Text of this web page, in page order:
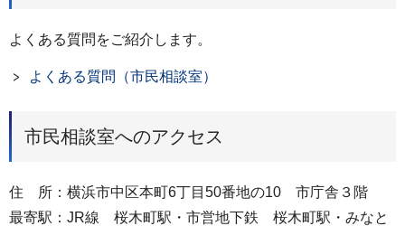
よくある質問をご紹介します。
よくある質問（市民相談室）
市民相談室へのアクセス
住 所：横浜市中区本町6丁目50番地の10 市庁舎３階
最寄駅：JR線 桜木町駅・市営地下鉄 桜木町駅・みなと